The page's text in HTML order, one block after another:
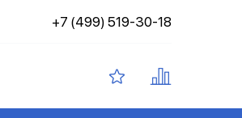
+7 (499) 519-30-18